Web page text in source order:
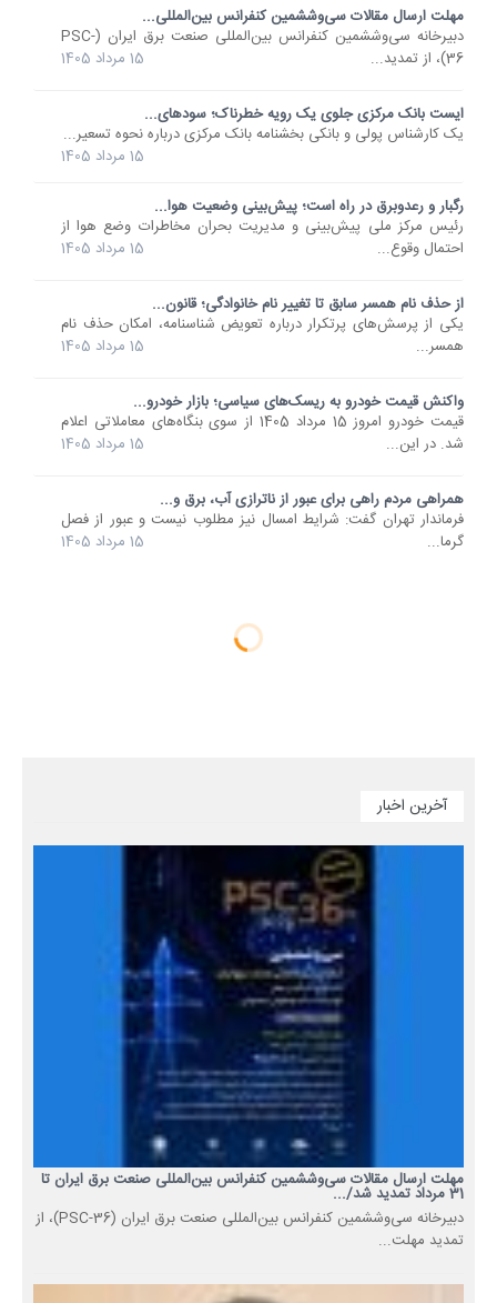
مهلت ارسال مقالات سی‌وششمین کنفرانس بین‌المللی...
دبیرخانه سی‌وششمین کنفرانس بین‌المللی صنعت برق ایران (PSC-
36)، از تمدید...
15 مرداد 1405
ایست بانک مرکزی جلوی یک رویه خطرناک؛ سودهای...
یک کارشناس پولی و بانکی بخشنامه بانک مرکزی درباره نحوه تسعیر...
15 مرداد 1405
رگبار و رعدوبرق در راه است؛ پیش‌بینی وضعیت هوا...
رئیس مرکز ملی پیش‌بینی و مدیریت بحران مخاطرات وضع هوا از
احتمال وقوع...
15 مرداد 1405
از حذف نام همسر سابق تا تغییر نام خانوادگی؛ قانون...
یکی از پرسش‌های پرتکرار درباره تعویض شناسنامه، امکان حذف نام
همسر...
15 مرداد 1405
واکنش قیمت خودرو به ریسک‌های سیاسی؛ بازار خودرو...
قیمت خودرو امروز 15 مرداد 1405 از سوی بنگاه‌های معاملاتی اعلام
شد. در این...
15 مرداد 1405
همراهی مردم راهی برای عبور از ناترازی آب، برق و...
فرماندار تهران گفت: شرایط امسال نیز مطلوب نیست و عبور از فصل
گرما...
15 مرداد 1405
آخرین اخبار
مهلت ارسال مقالات سی‌وششمین کنفرانس بین‌المللی صنعت برق ایران تا
31 مرداد تمدید شد/...
دبیرخانه سی‌وششمین کنفرانس بین‌المللی صنعت برق ایران (PSC-36)، از
تمدید مهلت...